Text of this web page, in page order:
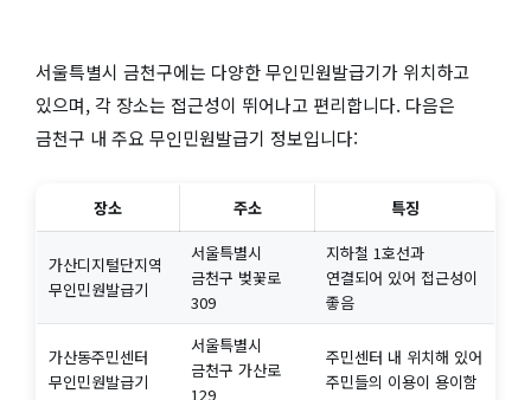
서울특별시 금천구에는 다양한 무인민원발급기가 위치하고
있으며, 각 장소는 접근성이 뛰어나고 편리합니다. 다음은
금천구 내 주요 무인민원발급기 정보입니다:
장소 주소 특징
가산디지털단지역
무인민원발급기
서울특별시
금천구 벚꽃로
309
지하철 1호선과
연결되어 있어 접근성이
좋음
가산동주민센터
무인민원발급기
서울특별시
금천구 가산로
129
주민센터 내 위치해 있어
주민들의 이용이 용이함